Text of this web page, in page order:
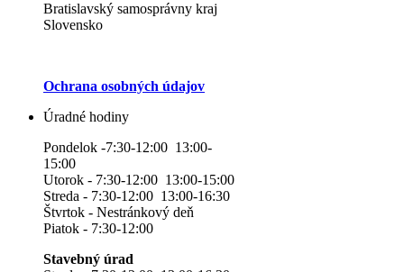
Bratislavský samosprávny kraj
Slovensko
Ochrana osobných údajov
Úradné hodiny
Pondelok -7:30-12:00 13:00-
15:00
Utorok - 7:30-12:00 13:00-15:00
Streda - 7:30-12:00 13:00-16:30
Štvrtok - Nestránkový deň
Piatok - 7:30-12:00
Stavebný úrad